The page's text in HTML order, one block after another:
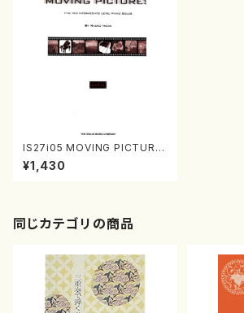
IS27i05 MOVING PICTURE
S（ピアノ/池田奈生子/楽譜）
¥1,430
同じカテゴリの商品